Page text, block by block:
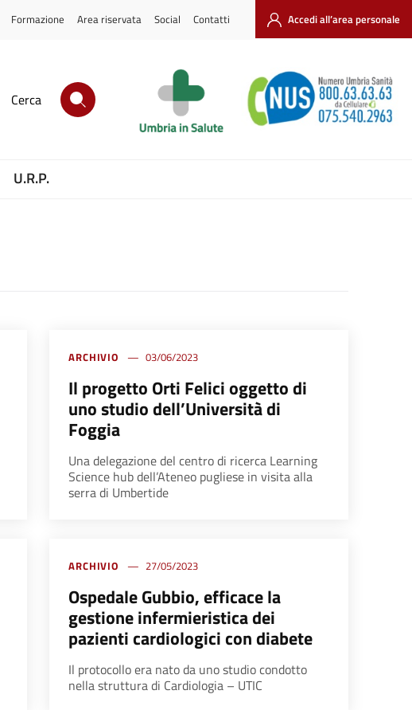
Formazione Area riservata Social Contatti Accedi all’area personale
Cerca
U.R.P.
ARCHIVIO 03/06/2023
Il progetto Orti Felici oggetto di
uno studio dell’Università di
Foggia
Una delegazione del centro di ricerca Learning
Science hub dell’Ateneo pugliese in visita alla
serra di Umbertide
ARCHIVIO 27/05/2023
Ospedale Gubbio, efficace la
gestione infermieristica dei
pazienti cardiologici con diabete
Il protocollo era nato da uno studio condotto
nella struttura di Cardiologia – UTIC